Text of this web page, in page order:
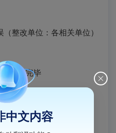
整改单位：各相关单位）
整改完毕
更新工作
中文内容